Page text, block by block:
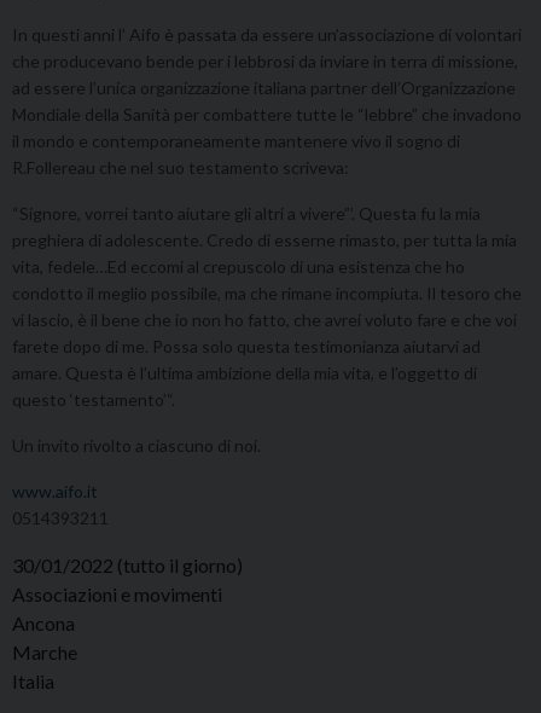
In questi anni l’ Aifo è passata da essere un’associazione di volontari
che producevano bende per i lebbrosi da inviare in terra di missione,
ad essere l’unica organizzazione italiana partner dell’Organizzazione
Mondiale della Sanità per combattere tutte le “lebbre” che invadono
il mondo e contemporaneamente mantenere vivo il sogno di
R.Follereau che nel suo testamento scriveva:
“Signore, vorrei tanto aiutare gli altri a vivere”’. Questa fu la mia
preghiera di adolescente. Credo di esserne rimasto, per tutta la mia
vita, fedele…Ed eccomi al crepuscolo di una esistenza che ho
condotto il meglio possibile, ma che rimane incompiuta. Il tesoro che
vi lascio, è il bene che io non ho fatto, che avrei voluto fare e che voi
farete dopo di me. Possa solo questa testimonianza aiutarvi ad
amare. Questa è l’ultima ambizione della mia vita, e l’oggetto di
questo ‘testamento’“.
Un invito rivolto a ciascuno di noi.
www.aifo.it
0514393211
30/01/2022 (tutto il giorno)
Associazioni e movimenti
Ancona
Marche
Italia